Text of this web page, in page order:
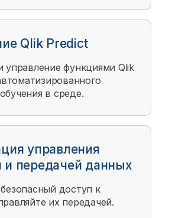
Qlik Predict
управление функциями Qlik
в среде.
управления
передачей данных
доступ к
их передачей.